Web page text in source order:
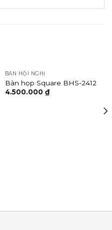
BÀN HỘI NGHỊ
Bàn họp Square BHS-2412
4.500.000 ₫